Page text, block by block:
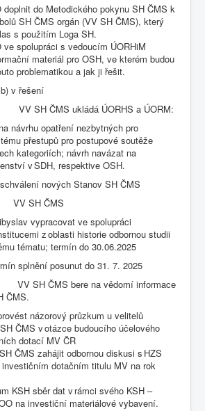
doplnit do Metodického pokynu SH ČMS k
SH ČMS orgán (VV SH ČMS), který
s použitím Loga SH.
ve spolupráci s vedoucím ÚORHiM
materiál pro OSH, ve kterém budou
problematikou a jak ji řešit.
v řešení
SH ČMS ukládá ÚORHS a ÚORM:
návrhu opatření nezbytných pro
přestupů pro postupové soutěže
kategoriích; návrh navázat na
v SDH, respektive OSH.
nových Stanov SH ČMS
SH ČMS
vypracovat ve spolupráci
z oblasti historie odbornou studii
tématu; termín do 30.06.2025
splnění posunut do 31. 7. 2025
SH ČMS bere na vědomí informace
ČMS.
názorový průzkum u velitelů
ČMS v otázce budoucího účelového
dotací MV ČR
ČMS zahájit odbornou diskusi s HZS
dotačním titulu MV na rok
KSH sběr dat v rámci svého KSH –
na investiční materiálové vybavení.